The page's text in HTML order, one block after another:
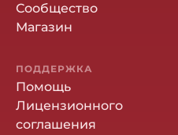
Сообщество
Магазин
ПОДДЕРЖКА
Помощь
Лицензионного
соглашения